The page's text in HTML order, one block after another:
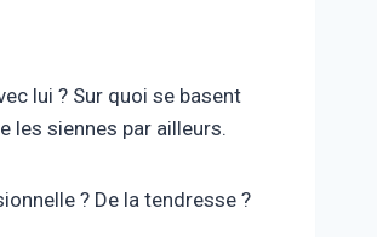
lui ? Sur quoi se basent
les siennes par ailleurs.
? De la tendresse ?